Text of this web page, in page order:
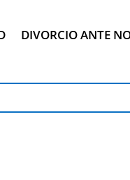
DIVORCIO ANTE